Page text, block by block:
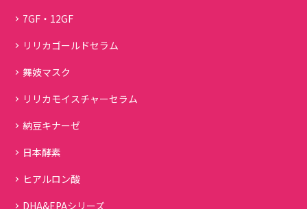
7GF・12GF
リリカゴールドセラム
舞妓マスク
リリカモイスチャーセラム
納豆キナーゼ
日本酵素
ヒアルロン酸
DHA&EPAシリーズ